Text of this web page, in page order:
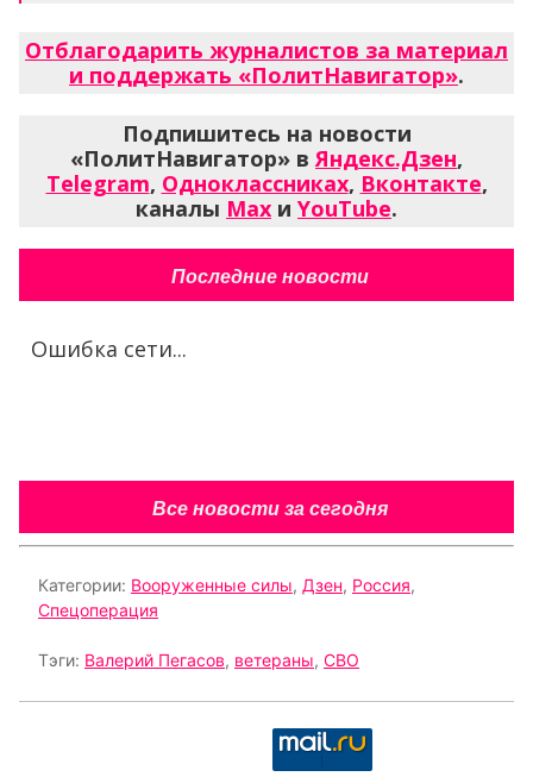
Отблагодарить журналистов за материал
и поддержать «ПолитНавигатор».
Подпишитесь на новости
«ПолитНавигатор» вЯндекс.Дзен,
Telegram, Одноклассниках, Вконтакте,
каналы Max и YouTube.
Последние новости
Ошибка сети...
Все новости за сегодня
Категории: Вооруженные силы, Дзен, Россия,
Спецоперация
Тэги: Валерий Пегасов, ветераны, СВО